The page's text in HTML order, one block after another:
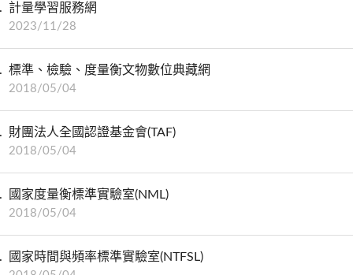
計量學習服務網
2023/11/28
標準、檢驗、度量衡文物數位典藏網
2018/05/04
財團法人全國認證基金會(TAF)
2018/05/04
國家度量衡標準實驗室(NML)
2018/05/04
國家時間與頻率標準實驗室(NTFSL)